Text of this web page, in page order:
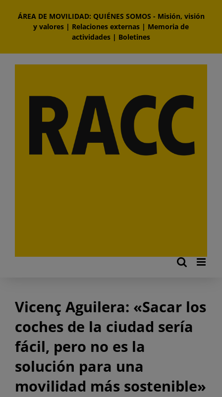
contenido
ÁREA DE MOVILIDAD: QUIÉNES SOMOS - Misión, visión
y valores | Relaciones externas | Memoria de
actividades | Boletines
Vicenç Aguilera: «Sacar los
coches de la ciudad sería
fácil, pero no es la
solución para una
movilidad más sostenible»